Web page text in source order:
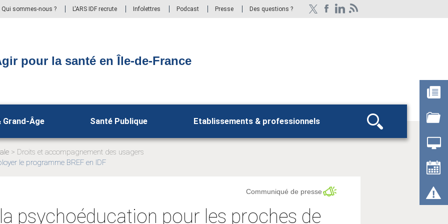
Qui sommes-nous ? L'ARS IDF recrute Infolettres Podcast Presse Des questions ?
pour la santé en Île-de-France
Grand-Âge Santé Publique Etablissements & professionnels
Rechercher
Droits et accompagnement des usagers
le programme BREF en IDF
psychoéducation pour les proches de
Communiqué de presse